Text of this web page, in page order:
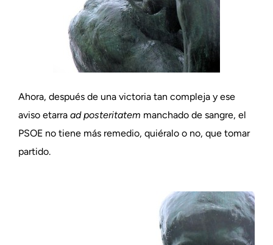
Ahora, después de una victoria tan compleja y ese
aviso etarra ad posteritatem manchado de sangre, el
PSOE no tiene más remedio, quiéralo o no, que tomar
partido.